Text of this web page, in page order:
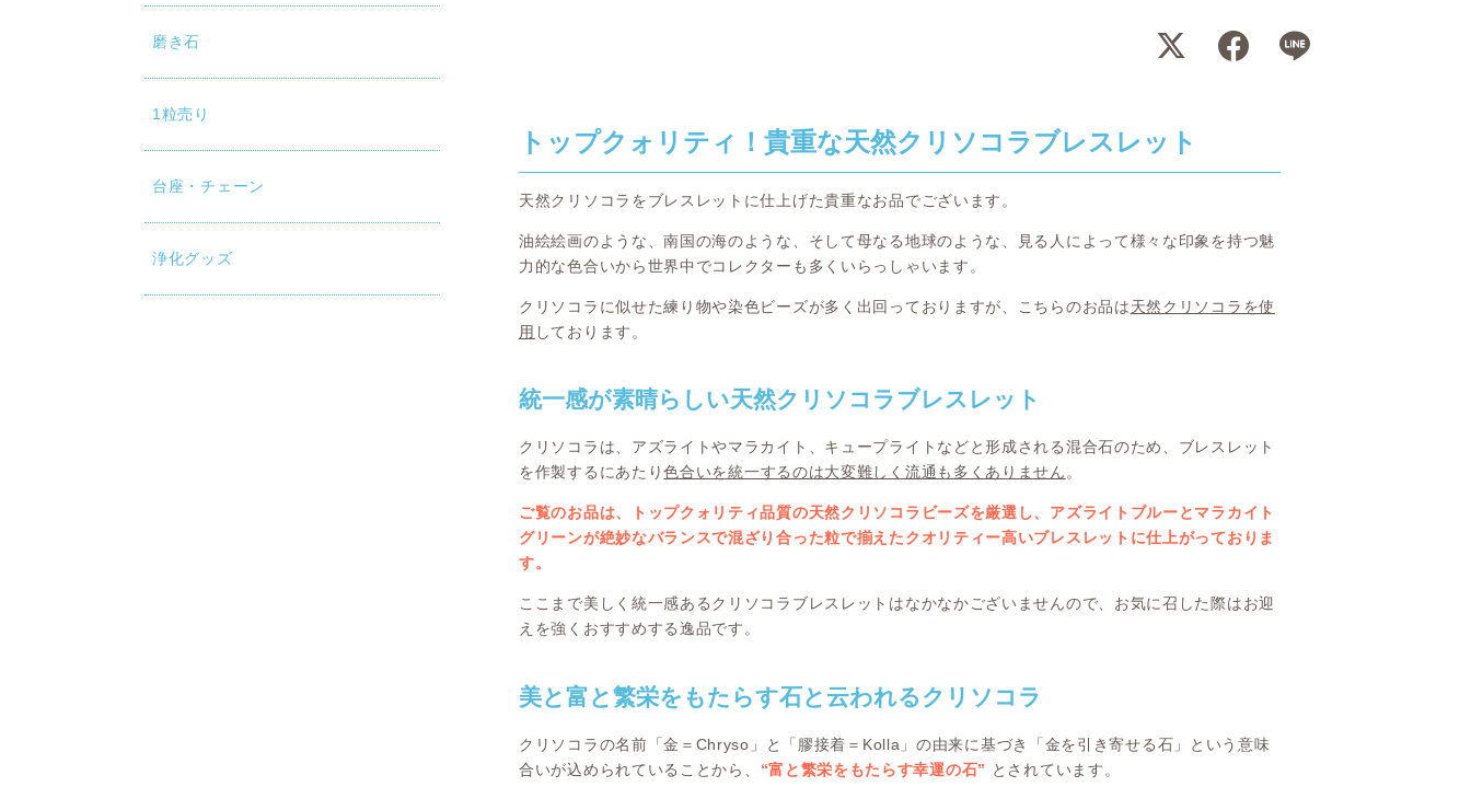
磨き石
1粒売り
台座・チェーン
浄化グッズ
トップクォリティ！貴重な天然クリソコラブレスレット
天然クリソコラをブレスレットに仕上げた貴重なお品でございます。
油絵絵画のような、南国の海のような、そして母なる地球のような、見る人によって様々な印象を持つ魅
力的な色合いから世界中でコレクターも多くいらっしゃいます。
クリソコラに似せた練り物や染色ビーズが多く出回っておりますが、こちらのお品は天然クリソコラを使
用 しております。
統一感が素晴らしい天然クリソコラブレスレット
クリソコラは、アズライトやマラカイト、キュープライトなどと形成される混合石のため、ブレスレット
を作製するにあたり色合いを統一するのは大変難しく流通も多くありません 。
ご覧のお品は、トップクォリティ品質の天然クリソコラビーズを厳選し、アズライトブルーとマラカイト
グリーンが絶妙なバランスで混ざり合った粒で揃えたクオリティー高いブレスレットに仕上がっておりま
す。
ここまで美しく統一感あるクリソコラブレスレットはなかなかございませんので、お気に召した際はお迎
えを強くおすすめする逸品です。
美と富と繁栄をもたらす石と云われるクリソコラ
クリソコラの名前「金＝Chryso」と「膠接着＝Kolla」の由来に基づき「金を引き寄せる石」という意味
合いが込められていることから、 “富と繁栄をもたらす幸運の石” とされています。